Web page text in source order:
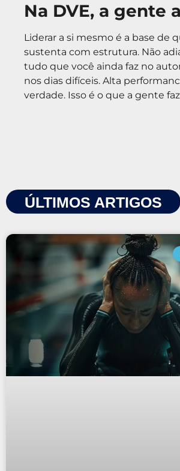
Na DVE, a gente
Liderar a si mesmo é a base de
sustenta com estrutura. Não
tudo que você ainda faz no
nos dias difíceis. Alta
verdade. Isso é o que a gente
ÚLTIMOS ARTIGOS